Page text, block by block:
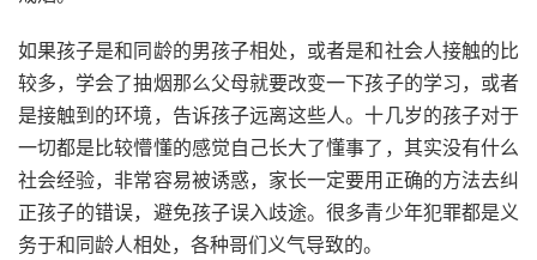
如果孩子是和同龄的男孩子相处，或者是和社会人接触的比
较多，学会了抽烟那么父母就要改变一下孩子的学习，或者
是接触到的环境，告诉孩子远离这些人。十几岁的孩子对于
一切都是比较懵懂的感觉自己长大了懂事了，其实没有什么
社会经验，非常容易被诱惑，家长一定要用正确的方法去纠
正孩子的错误，避免孩子误入歧途。很多青少年犯罪都是义
务于和同龄人相处，各种哥们义气导致的。